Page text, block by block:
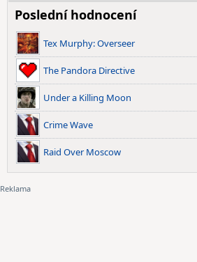
Poslední hodnocení
Tex Murphy: Overseer
The Pandora Directive
Under a Killing Moon
Crime Wave
Raid Over Moscow